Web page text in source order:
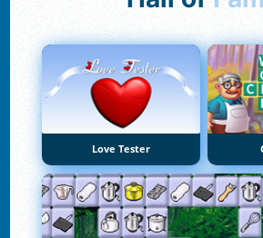
Love Tester